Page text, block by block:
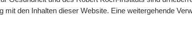
mit den Inhalten dieser Website. Eine weitergehende